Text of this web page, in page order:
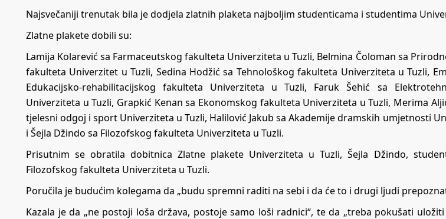
Najsvečaniji trenutak bila je dodjela zlatnih plaketa najboljim studenticama i studentima
Zlatne plakete dobili su:
Lamija Kolarević sa Farmaceutskog fakulteta Univerziteta u Tuzli, Belmina Čoloman sa
fakulteta Univerzitet u Tuzli, Sedina Hodžić sa Tehnološkog fakulteta Univerziteta u Tuzli,
Edukacijsko-rehabilitacijskog fakulteta Univerziteta u Tuzli, Faruk Šehić sa
Univerziteta u Tuzli, Grapkić Kenan sa Ekonomskog fakulteta Univerziteta u Tuzli, Merima
tjelesni odgoj i sport Univerziteta u Tuzli, Halilović Jakub sa Akademije dramskih umjetnosti
i Šejla Džindo sa Filozofskog fakulteta Univerziteta u Tuzli.
Prisutnim se obratila dobitnica Zlatne plakete Univerziteta u Tuzli, Šejla Džindo,
Filozofskog fakulteta Univerziteta u Tuzli.
Poručila je budućim kolegama da „budu spremni raditi na sebi i da će to i drugi ljudi
Kazala je da „ne postoji loša država, postoje samo loši radnici“, te da „treba pokušati